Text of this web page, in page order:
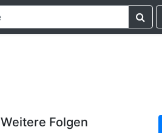
Weitere Folgen